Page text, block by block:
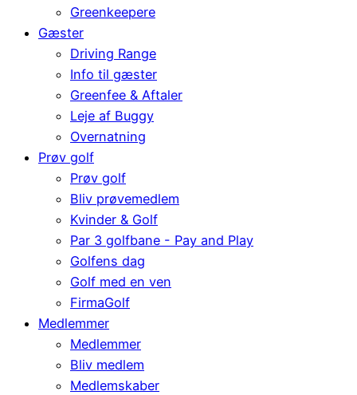
Greenkeepere
Gæster
Driving Range
Info til gæster
Greenfee & Aftaler
Leje af Buggy
Overnatning
Prøv golf
Prøv golf
Bliv prøvemedlem
Kvinder & Golf
Par 3 golfbane - Pay and Play
Golfens dag
Golf med en ven
FirmaGolf
Medlemmer
Medlemmer
Bliv medlem
Medlemskaber